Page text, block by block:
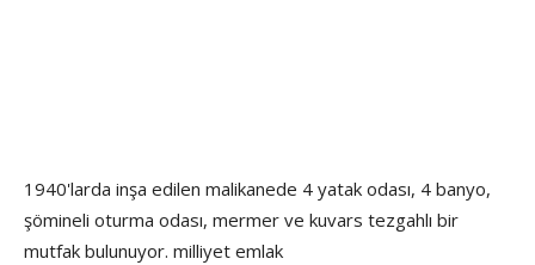
1940'larda inşa edilen malikanede 4 yatak odası, 4 banyo,
şömineli oturma odası, mermer ve kuvars tezgahlı bir
mutfak bulunuyor. milliyet emlak